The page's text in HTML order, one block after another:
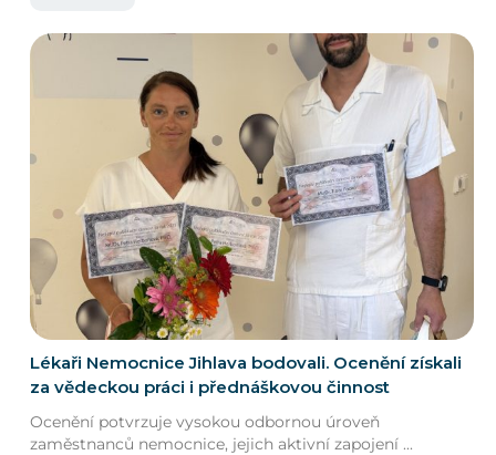
Lékaři Nemocnice Jihlava bodovali. Ocenění získali
za vědeckou práci i přednáškovou činnost
Ocenění potvrzuje vysokou odbornou úroveň
zaměstnanců nemocnice, jejich aktivní zapojení ...